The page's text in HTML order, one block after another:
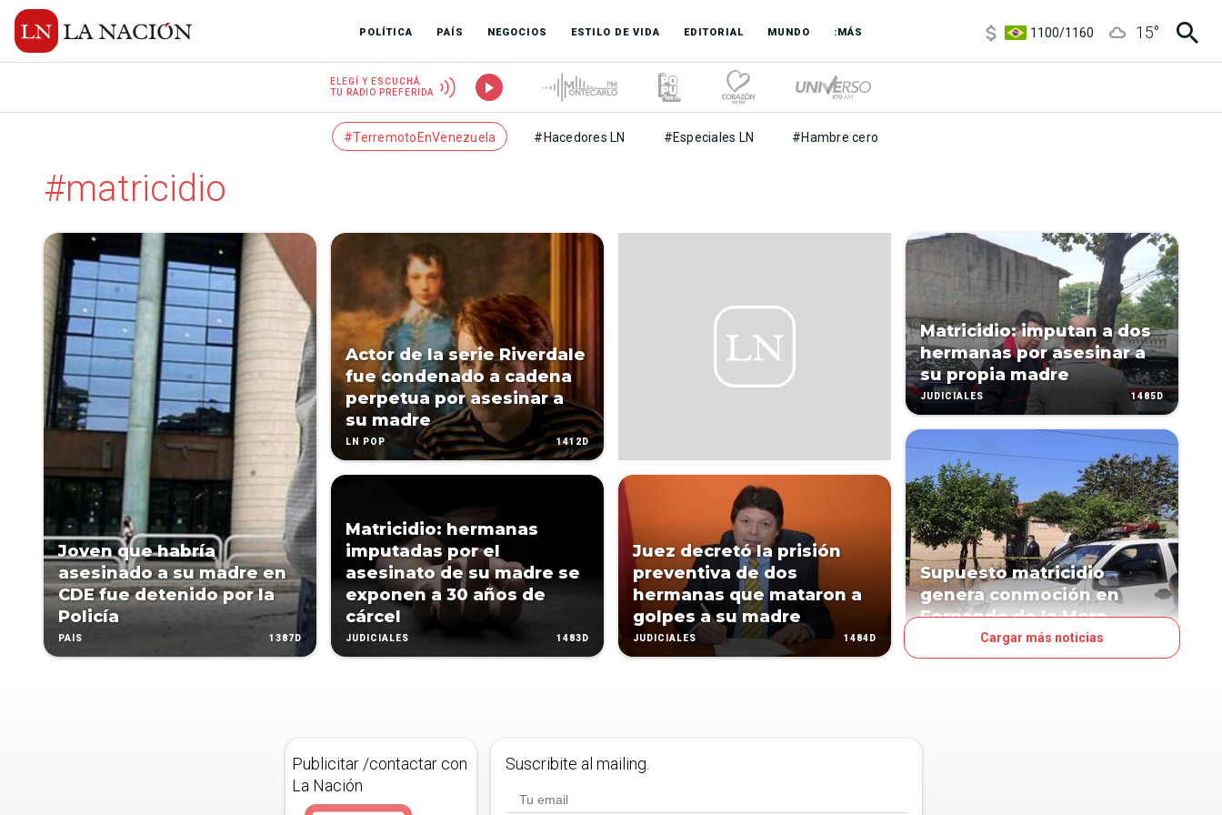
POLÍTICA PAÍS NEGOCIOS ESTILO DE VIDA EDITORIAL MUNDO :MÁS
1100/1160
15°
ELEGÍ Y ESCUCHÁ
TU RADIO PREFERIDA
#TerremotoEnVenezuela #Hacedores LN #Especiales LN #Hambre cero
#matricidio
Joven que habría
asesinado a su madre en
CDE fue detenido por la
Policía
PAÍS 1387D
Actor de la serie Riverdale
fue condenado a cadena
perpetua por asesinar a
su madre
LN POP 1412D
Matricidio: hermanas
imputadas por el
asesinato de su madre se
exponen a 30 años de
cárcel
JUDICIALES 1483D
Juez decretó la prisión
preventiva de dos
hermanas que mataron a
golpes a su madre
JUDICIALES 1484D
Matricidio: imputan a dos
hermanas por asesinar a
su propia madre
JUDICIALES 1485D
Supuesto matricidio
genera conmoción en
Fernando de la Mora
Cargar más noticias
Publicitar /contactar con
La Nación
Suscribite al mailing.